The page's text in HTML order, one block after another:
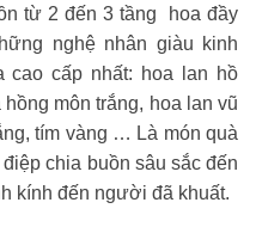
từ 2 đến 3 tầng hoa đầy
nghệ nhân giàu kinh
cấp nhất: hoa lan hồ
môn trắng, hoa lan vũ
tím vàng … Là món quà
chia buồn sâu sắc đến
kính đến người đã khuất.